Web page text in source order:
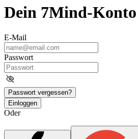
Dein 7Mind-Konto
E-Mail
Passwort
Passwort vergessen?
Einloggen
Oder